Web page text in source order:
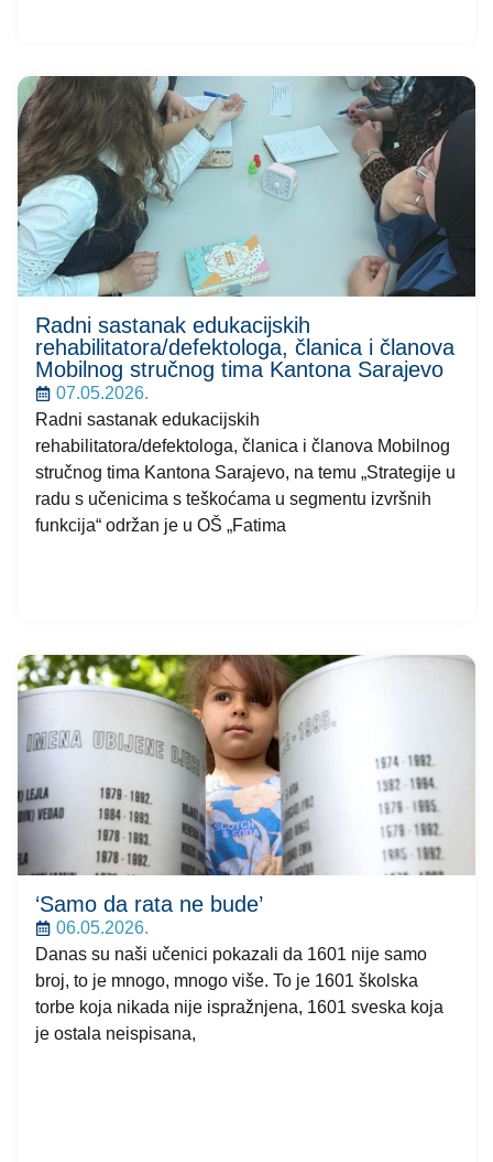
Radni sastanak edukacijskih
rehabilitatora/defektologa, članica i članova
Mobilnog stručnog tima Kantona Sarajevo
07.05.2026.
Radni sastanak edukacijskih
rehabilitatora/defektologa, članica i članova Mobilnog
stručnog tima Kantona Sarajevo, na temu „Strategije u
radu s učenicima s teškoćama u segmentu izvršnih
funkcija“ održan je u OŠ „Fatima
‘Samo da rata ne bude’
06.05.2026.
Danas su naši učenici pokazali da 1601 nije samo
broj, to je mnogo, mnogo više. To je 1601 školska
torbe koja nikada nije ispražnjena, 1601 sveska koja
je ostala neispisana,